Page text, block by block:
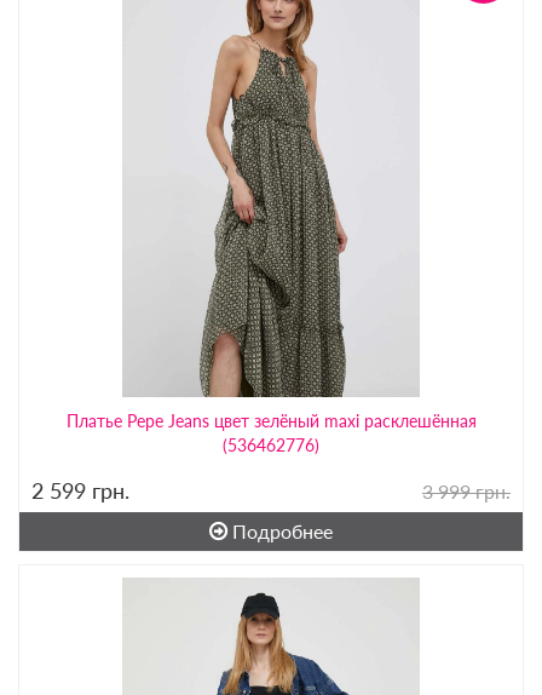
Платье Pepe Jeans цвет зелёный maxi расклешённая
(536462776)
2 599 грн.
3 999 грн.
Подробнее